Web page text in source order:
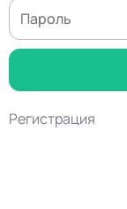
Регистрация